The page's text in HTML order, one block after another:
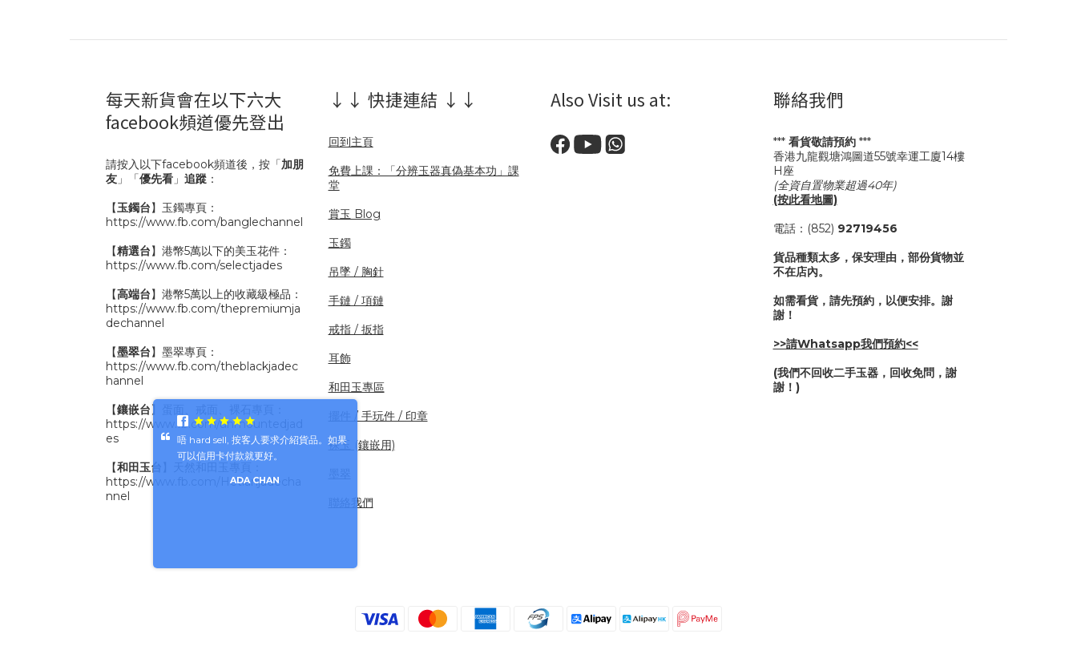
每天新貨會在以下六大
facebook頻道優先登出
請按入以下facebook頻道後，按「加朋
友 」「優先看 」 追蹤 ：
【玉鐲台】玉鐲專頁：
https://www.fb.com/banglechannel
【精選台】港幣5萬以下的美玉花件：
https://www.fb.com/selectjades
【高端台】港幣5萬以上的收藏級極品：
https://www.fb.com/thepremiumja
dechannel
【墨翠台】墨翠專頁：
https://www.fb.com/theblackjadec
hannel
【鑲嵌台】蛋面、戒面、裸石專頁：
https://www.fb.com/unmountedjad
es
【和田玉台
https://www.fb.com/Hetianjadecha
nnel
↓↓ 快捷連結 ↓↓
回到主頁
免費上課：「分辨玉器真偽基本功」課
堂
賞玉 Blog
玉鐲
吊墜 / 胸針
手鏈 / 項鏈
戒指 / 扳指
耳飾
和田玉專區
擺件 / 手玩件 / 印章
裸玉 (鑲嵌用)
聯絡我們
Also Visit us at: 聯絡我們
*** 看貨敬請預約***
香港九龍觀塘鴻圖道55號幸運工廈14樓
H座
(全資自置物業超過40年)
(按此看地圖)
電話：(852) 92719456
貨品種類太多，保安理由，部份貨物並
不在店內。
如需看貨，請先預約，以便安排。謝
謝！
>>請Whatsapp我們預約<<
(我們不回收二手玉器，回收免問，謝
謝！)
唔 hard sell, 按客人要求介紹貨品。如果
可以信用卡付款就更好。
ADA CHAN